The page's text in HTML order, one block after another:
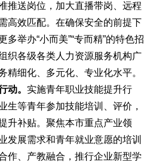
推送岗位，加大直播带岗、远程
高效匹配。在确保安全的前提下
多举办“小而美”“专而精”的特色招
织各级各类人力资源服务机构广
精细化、多元化、专业化水平。
。 实施青年职业技能提升行
生等青年参加技能培训、评价，
升补贴。聚焦本市重点产业领
发展需求和青年就业意愿的培训
作、产教融合，推行企业新型学